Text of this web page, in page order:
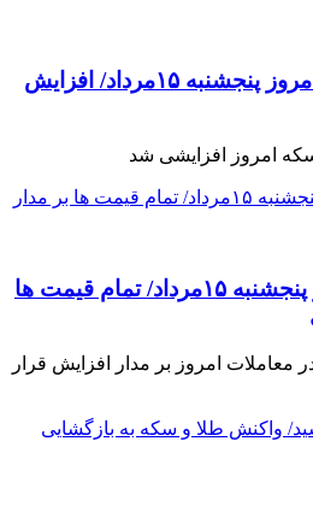
قیمت طلا، دلار و سکه امروز پنجشنبه ۱۵مرداد/ افزایش
سکه امروز افزایشی شد
قیمت طلا و سکه امروز پنجشنبه ۱۵مرداد/ تمام قیمت ها
معاملات امروز بر مدار افزایش قرار